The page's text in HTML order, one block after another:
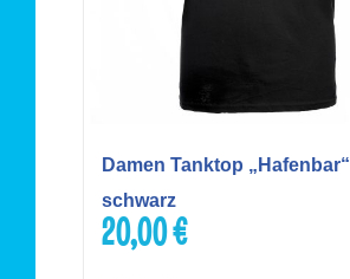
Damen Tanktop „Hafenbar“
schwarz
20,00€